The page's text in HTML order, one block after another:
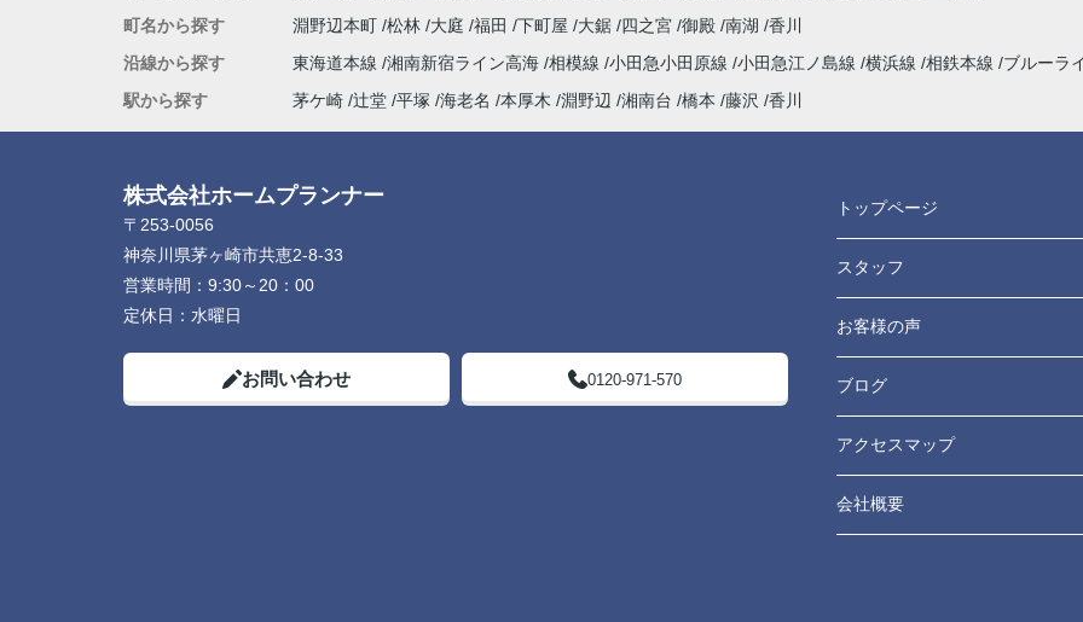
町名から探す
淵野辺本町 松林 大庭 福田 下町屋 大鋸 四之宮 御殿 南湖 香川
沿線から探す
東海道本線 湘南新宿ライン高海 相模線 小田急小田原線 小田急江ノ島線 横浜線 相鉄本線 ブルーラ
駅から探す
茅ケ崎 辻堂 平塚 海老名 本厚木 淵野辺 湘南台 橋本 藤沢 香川
株式会社ホームプランナー
〒253-0056
神奈川県茅ヶ崎市共恵2-8-33
営業時間： 9:30～20：00
定休日： 水曜日
お問い合わせ 0120-971-570
トップページ
スタッフ
お客様の声
ブログ
アクセスマップ
会社概要